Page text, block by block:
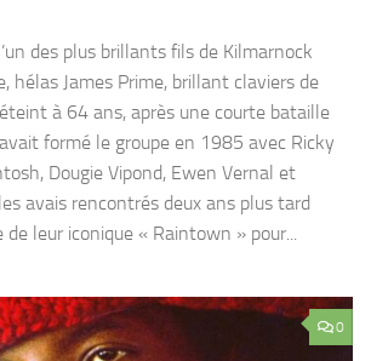
des plus brillants fils de Kilmarnock
hélas James Prime, brillant claviers de
à 64 ans, après une courte bataille
formé le groupe en 1985 avec Ricky
Dougie Vipond, Ewen Vernal et
avais rencontrés deux ans plus tard
de leur iconique « Raintown » pour...
0